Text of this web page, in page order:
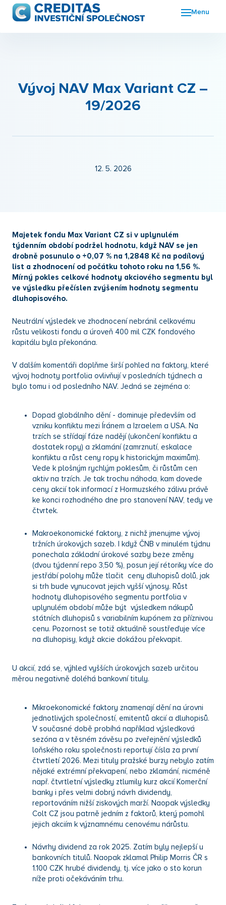
Menu
Vývoj NAV Max Variant CZ –
19/2026
12. 5. 2026
Majetek fondu Max Variant CZ si v uplynulém
týdenním období podržel hodnotu, když NAV se jen
drobně posunulo o +0,07 % na 1,2848 Kč na podílový
list a zhodnocení od počátku tohoto roku na 1,56 %.
Mírný pokles celkové hodnoty akciového segmentu byl
ve výsledku přečíslen zvýšením hodnoty segmentu
dluhopisového.
Neutrální výsledek ve zhodnocení nebránil celkovému
růstu velikosti fondu a úroveň 400 mil CZK fondového
kapitálu byla překonána.
V dalším komentáři doplňme širší pohled na faktory, které
vývoj hodnoty portfolia ovlivňují v posledních týdnech a
bylo tomu i od posledního NAV. Jedná se zejména o:
Dopad globálního dění - dominuje především od
vzniku konfliktu mezi Íránem a Izraelem a USA. Na
trzích se střídají fáze nadějí (ukončení konfliktu a
dostatek ropy) a zklamání (zamrznutí, eskalace
konfliktu a růst ceny ropy k historickým maximům).
Vede k plošným rychlým poklesům, či růstům cen
aktiv na trzích. Je tak trochu náhoda, kam dovede
ceny akcií tok informací z Hormuzského zálivu právě
ke konci rozhodného dne pro stanovení NAV, tedy ve
čtvrtek.
Makroekonomické faktory, z nichž jmenujme vývoj
tržních úrokových sazeb. I když ČNB v minulém týdnu
ponechala základní úrokové sazby beze změny
(dvou týdenní repo 3,50 %), posun její rétoriky více do
jestřábí polohy může tlačit ceny dluhopisů dolů, jak
si trh bude vynucovat jejich vyšší výnosy. Růst
hodnoty dluhopisového segmentu portfolia v
uplynulém období může být výsledkem nákupů
státních dluhopisů s variabilním kupónem za příznivou
cenu. Pozornost se totiž aktuálně soustřeďuje více
na dluhopisy, když akcie dokážou překvapit.
U akcií, zdá se, výhled vyšších úrokových sazeb určitou
měrou negativně doléhá bankovní tituly.
Mikroekonomické faktory znamenají dění na úrovni
jednotlivých společností, emitentů akcií a dluhopisů.
V současné době probíhá například výsledková
sezóna a v těsném závěsu po zveřejnění výsledků
loňského roku společnosti reportují čísla za první
čtvrtletí 2026. Mezi tituly pražské burzy nebylo zatím
nějaké extrémní překvapení, nebo zklamání, nicméně
např. čtvrtletní výsledky ztlumily kurz akcií Komerční
banky i přes velmi dobrý návrh dividendy,
reportováním nižší ziskových marží. Naopak výsledky
Colt CZ jsou patrně jedním z faktorů, který pomohl
jejich akciím k významnému cenovému nárůstu.
Návrhy dividend za rok 2025. Zatím byly nejlepší u
bankovních titulů. Naopak zklamal Philip Morris ČR s
1.100 CZK hrubé dividendy, tj. více jako o sto korun
níže proti očekáváním trhu.